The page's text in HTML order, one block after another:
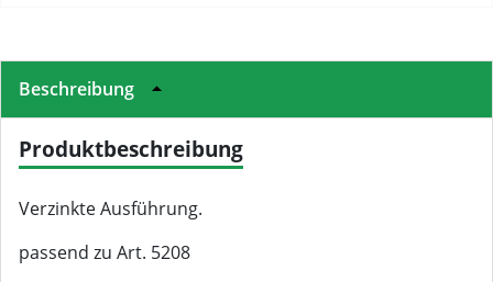
Beschreibung
Produktbeschreibung
Verzinkte Ausführung.
passend zu Art. 5208